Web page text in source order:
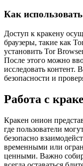
Как
Доступ к кракену
браузеры, такие как
установить Tor
После этого можно
исследовать контент.
безопасности и
Работа с
Кракен онион
где пользователи
безопасно
временными или
ценными. Важно